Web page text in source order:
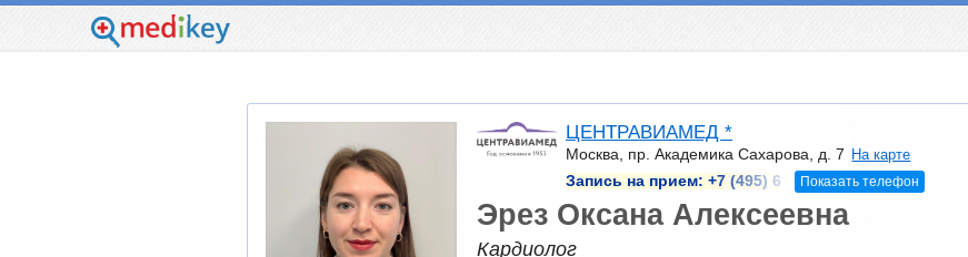
ЦЕНТРАВИАМЕД *
Москва, пр. Академика Сахарова, д. 7 На карте
Запись на прием: +7 (495) 6 Показать телефон
Эрез Оксана Алексеевна
Кардиолог